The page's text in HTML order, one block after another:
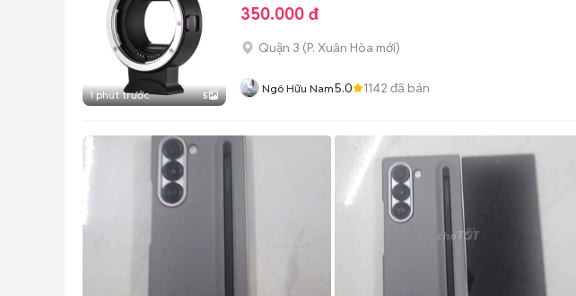
1 phút trước 5
350.000 đ
Quận 3 (P. Xuân Hòa mới)
Ngô Hữu Nam5.0 1142 đã bán